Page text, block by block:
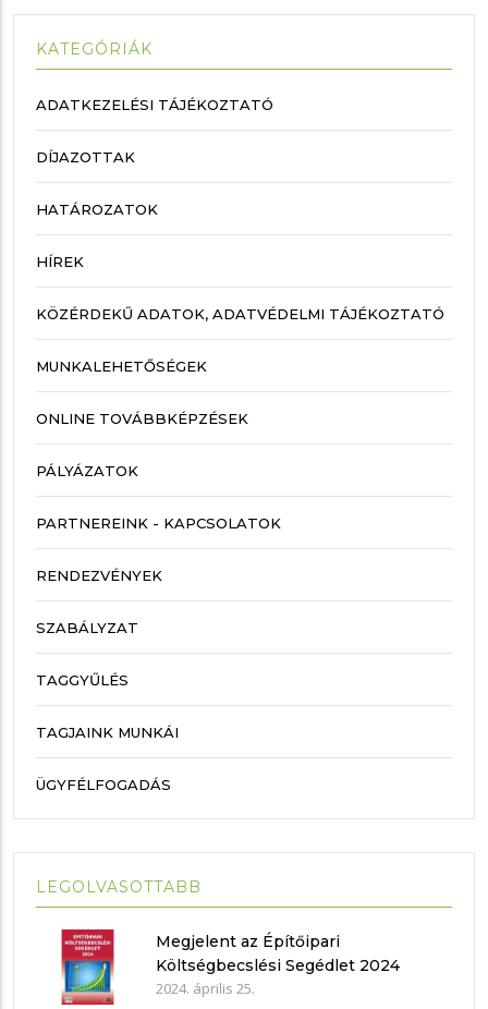
KATEGÓRIÁK
ADATKEZELÉSI TÁJÉKOZTATÓ
DÍJAZOTTAK
HATÁROZATOK
HÍREK
KÖZÉRDEKŰ ADATOK, ADATVÉDELMI TÁJÉKOZTATÓ
MUNKALEHETŐSÉGEK
ONLINE TOVÁBBKÉPZÉSEK
PÁLYÁZATOK
PARTNEREINK - KAPCSOLATOK
RENDEZVÉNYEK
SZABÁLYZAT
TAGGYŰLÉS
TAGJAINK MUNKÁI
ÜGYFÉLFOGADÁS
LEGOLVASOTTABB
Megjelent az Építőipari
Költségbecslési Segédlet 2024
2024. április 25.